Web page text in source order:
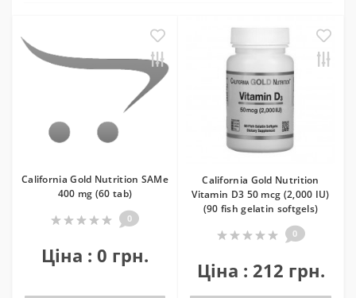
California Gold Nutrition SAMe
400 mg (60 tab)
0
Ціна : 0 грн.
California Gold Nutrition
Vitamin D3 50 mcg (2,000 IU)
(90 fish gelatin softgels)
0
Ціна : 212 грн.